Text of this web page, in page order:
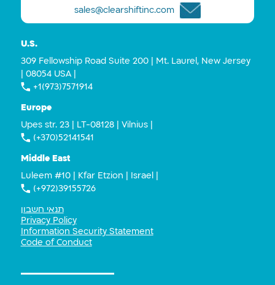
sales@clearshiftinc.com
U.S.
309 Fellowship Road Suite 200 | Mt. Laurel, New Jersey
| 08054 USA |
+1(973)7571914
Europe
Upes str. 23 | LT-08128 | Vilnius |
(+370)52141541
Middle East
Luleem #10 | Kfar Etzion | Israel |
(+972)39155726
תנאי חשבון
Privacy Policy
Information Security Statement
Code of Conduct